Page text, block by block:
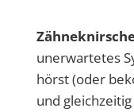
unerwartetes
hörst (oder
und